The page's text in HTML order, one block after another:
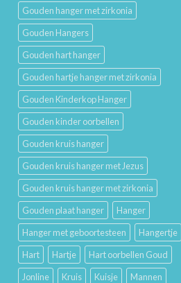
Gouden hanger met zirkonia
Gouden Hangers
Gouden hart hanger
Gouden hartje hanger met zirkonia
Gouden Kinderkop Hanger
Gouden kinder oorbellen
Gouden kruis hanger
Gouden kruis hanger met Jezus
Gouden kruis hanger met zirkonia
Gouden plaat hanger
Hanger
Hanger met geboortesteen
Hangertje
Hart
Hartje
Hart oorbellen Goud
Jonline
Kruis Kuisje Mannen